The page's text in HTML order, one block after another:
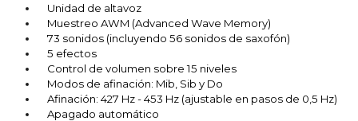
Unidad de altavoz
Muestreo AWM (Advanced Wave Memory)
73 sonidos (incluyendo 56 sonidos de saxofón)
5 efectos
Control de volumen sobre 15 niveles
Modos de afinación: Mib, Sib y Do
Afinación: 427 Hz - 453 Hz (ajustable en pasos de 0,5 Hz)
Apagado automático